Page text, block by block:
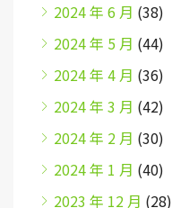
2024 年 6 月 (38)
2024 年 5 月 (44)
2024 年 4 月 (36)
2024 年 3 月 (42)
2024 年 2 月 (30)
2024 年 1 月 (40)
2023 年 12 月 (28)